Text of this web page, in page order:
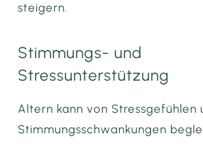
steigern.
Stimmungs- und
Stressunterstützung
Altern kann von Stressgefühlen
Stimmungsschwankungen